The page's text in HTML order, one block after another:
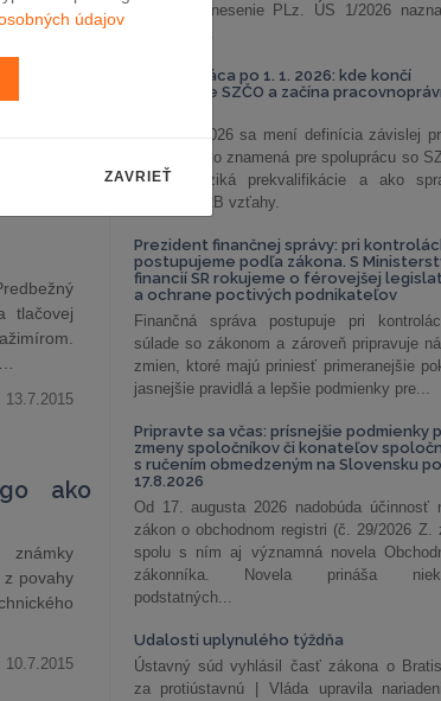
si
jeho
tlačovej
13.7.2015
ako
známky
z povahy
10.7.2015
celkov. Uznesenie PLz. ÚS 1/2026
odklon od...
Závislá práca po 1. 1. 2026: kde končí
podnikanie SZČO a začína
Od 1. 1. 2026 sa mení definícia závislej
Zistite, čo to znamená pre spoluprácu so
aké sú riziká prekvalifikácie a ako
nastaviť B2B vzťahy.
Prezident finančnej správy: pri
postupujeme podľa zákona. S
financií SR rokujeme o férovejšej
a ochrane poctivých podnikateľov
Finančná správa postupuje pri
súlade so zákonom a zároveň pripravuje
zmien, ktoré majú priniesť primeranejšie
jasnejšie pravidlá a lepšie podmienky pre...
Pripravte sa včas: prísnejšie podmienky
zmeny spoločníkov či konateľov
s ručením obmedzeným na Slovensku po
17.8.2026
Od 17. augusta 2026 nadobúda účinnosť
zákon o obchodnom registri (č. 29/2026 Z.
spolu s ním aj významná novela
zákonníka. Novela prináša
podstatných...
Udalosti uplynulého týždňa
Ústavný súd vyhlásil časť zákona o
za protiústavnú | Vláda upravila
údajov
ZAVRIEŤ